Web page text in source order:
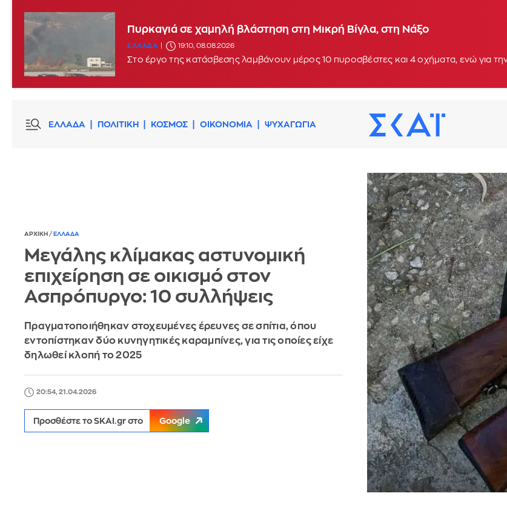
Πυρκαγιά σε χαμηλή βλάστηση στη Μικρή Βίγλα, στη Νάξο
ΕΛΛΑΔΑ 19:10, 08.08.2026
Στο έργο της κατάσβεσης λαμβάνουν μέρος 10 πυροσβέστες και 4 οχήματα, ενώ για
ΕΛΛΑΔΑ ΠΟΛΙΤΙΚΗ ΚΟΣΜΟΣ ΟΙΚΟΝΟΜΙΑ ΨΥΧΑΓΩΓΙΑ
ΑΡΧΙΚΗ / ΕΛΛΑΔΑ
Μεγάλης κλίμακας αστυνομική
επιχείρηση σε οικισμό στον
Ασπρόπυργο: 10 συλλήψεις
Πραγματοποιήθηκαν στοχευμένες έρευνες σε σπίτια, όπου
εντοπίστηκαν δύο κυνηγητικές καραμπίνες, για τις οποίες είχε
δηλωθεί κλοπή το 2025
20:54, 21.04.2026
Προσθέστε το SKAI.gr στο Google